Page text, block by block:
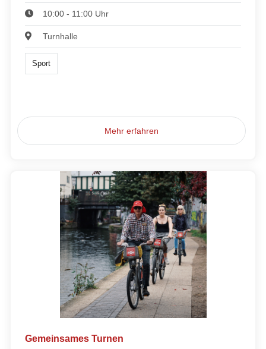
10:00 - 11:00 Uhr
Turnhalle
Sport
Mehr erfahren
Gemeinsames Turnen